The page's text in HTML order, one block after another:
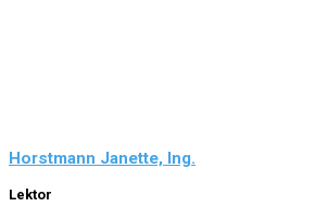
Horstmann Janette, Ing.
Lektor